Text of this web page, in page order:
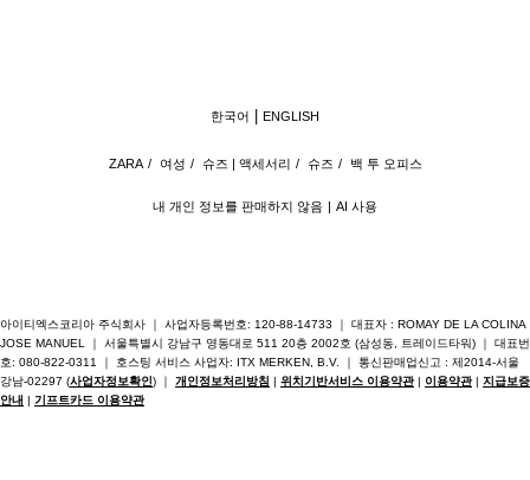
내 개인 정보를 판매하지 않음 AI 사용
ZARA / 여성 / 슈즈 | 액세서리 / 슈즈 / 백 투 오피스
한국어 ENGLISH
아이티엑스코리아 주식회사 ｜ 사업자등록번호: 120-88-14733 ｜ 대표자 : ROMAY DE LA COLINA
JOSE MANUEL ｜ 서울특별시 강남구 영동대로 511 20층 2002호 (삼성동, 트레이드타워) ｜ 대표번
호: 080-822-0311 ｜ 호스팅 서비스 사업자: ITX MERKEN, B.V. ｜ 통신판매업신고 : 제2014-서울
강남-02297 (사업자정보확인) ｜ 개인정보처리방침 | 위치기반서비스 이용약관 | 이용약관 | 지급보증
안내 | 기프트카드 이용약관